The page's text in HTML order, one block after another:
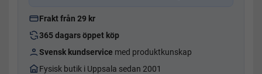
Frakt från 29 kr
365 dagars öppet köp
Svensk kundservice med produktkunskap
Fysisk butik i Uppsala sedan 2001